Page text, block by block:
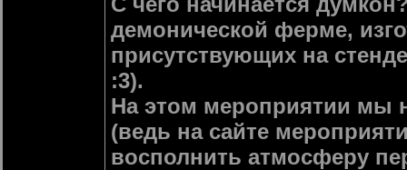
демонической ферме,
присутствующих на
:3).
На этом мероприятии мы
(ведь на сайте
восполнить атмосферу